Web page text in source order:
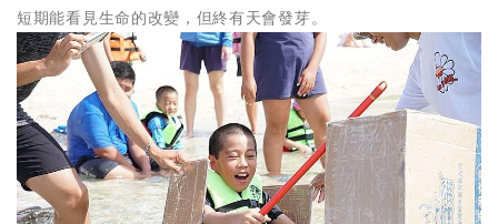
短期能看見生命的改變，但終有天會發芽。